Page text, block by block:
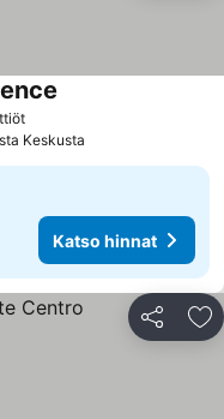
Keskusta
Katso hinnat
Jaa